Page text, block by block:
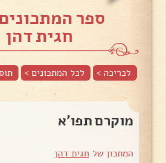
ספר
חגית דהן
לכריכה > לכל המתכונים >
מוקרם תפו'א
המתכון של חגית דהן